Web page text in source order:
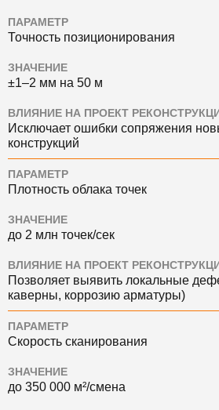
ПАРАМЕТР
Точность позиционирования
ЗНАЧЕНИЕ
±1–2 мм на 50 м
ВЛИЯНИЕ НА ПРОЕКТ
Исключает ошибки сопряжения
конструкций
ПАРАМЕТР
Плотность облака точек
ЗНАЧЕНИЕ
до 2 млн точек/сек
ВЛИЯНИЕ НА ПРОЕКТ
Позволяет выявить локальные
каверны, коррозию арматуры)
ПАРАМЕТР
Скорость сканирования
ЗНАЧЕНИЕ
до 350 000 м²/смена